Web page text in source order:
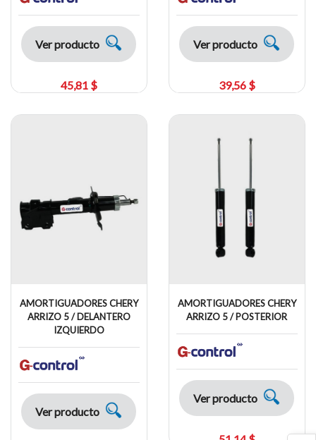
Ver producto
45,81 $
Ver producto
39,56 $
AMORTIGUADORES CHERY
ARRIZO 5 / DELANTERO
IZQUIERDO
Ver producto
AMORTIGUADORES CHERY
ARRIZO 5 / POSTERIOR
Ver producto